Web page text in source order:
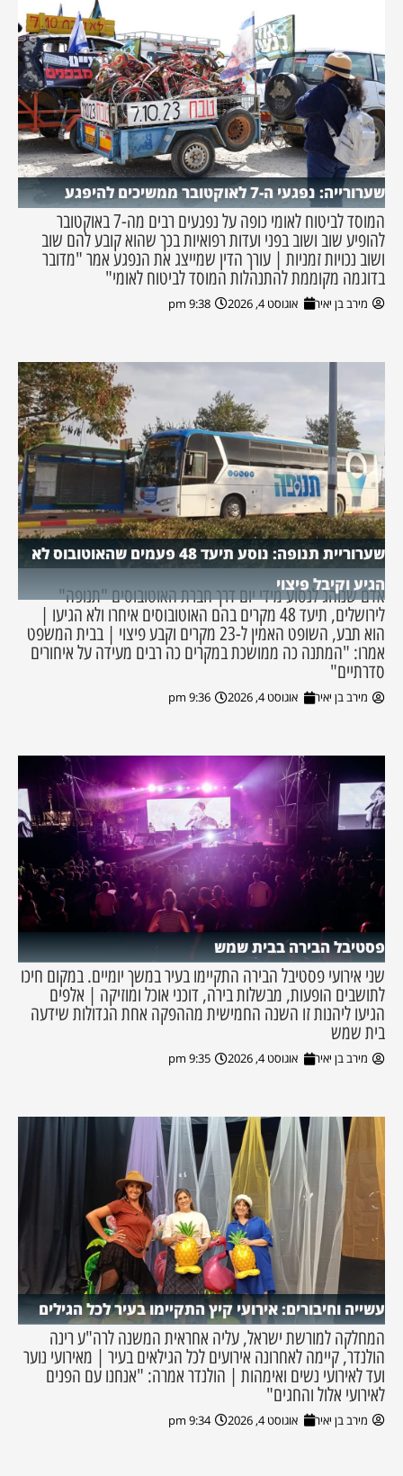
שערורייה: נפגעי ה-7 לאוקטובר ממשיכים להיפגע
המוסד לביטוח לאומי כופה על נפגעים רבים מה-7 באוקטובר
להופיע שוב ושוב בפני ועדות רפואיות בכך שהוא קובע להם שוב
ושוב נכויות זמניות | עורך הדין שמייצג את הנפגע אמר "מדובר
בדוגמה מקוממת להתנהלות המוסד לביטוח לאומי"
מירב בן יאיר אוגוסט 4, 2026 9:38 pm
שערוריית תנופה: נוסע תיעד 48 פעמים שהאוטובוס לא
הגיע וקיבל פיצוי
אדם שנוהג לנסוע מידי יום דרך חברת האוטובוסים "תנופה"
לירושלים, תיעד 48 מקרים בהם האוטובוסים איחרו ולא הגיעו |
הוא תבע, השופט האמין ל-23 מקרים וקבע פיצוי | בבית המשפט
אמרו: "המתנה כה ממושכת במקרים כה רבים מעידה על איחורים
סדרתיים"
מירב בן יאיר אוגוסט 4, 2026 9:36 pm
פסטיבל הבירה בבית שמש
שני אירועי פסטיבל הבירה התקיימו בעיר במשך יומיים. במקום חיכו
לתושבים הופעות, מבשלות בירה, דוכני אוכל ומוזיקה | אלפים
הגיעו ליהנות זו השנה החמישית מההפקה אחת הגדולות שידעה
בית שמש
מירב בן יאיר אוגוסט 4, 2026 9:35 pm
עשייה וחיבורים: אירועי קיץ התקיימו בעיר לכל הגילים
המחלקה למורשת ישראל, עליה אחראית המשנה לרה"ע רינה
הולנדר, קיימה לאחרונה אירועים לכל הגילאים בעיר | מאירועי נוער
ועד לאירועי נשים ואימהות | הולנדר אמרה: "אנחנו עם הפנים
לאירועי אלול והחגים"
מירב בן יאיר אוגוסט 4, 2026 9:34 pm